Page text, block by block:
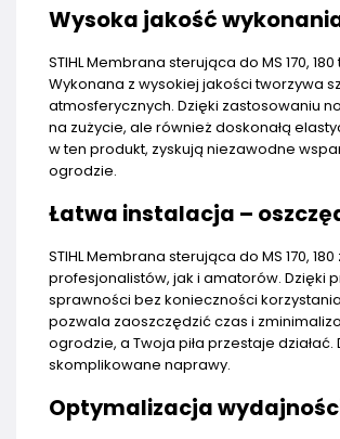
Wysoka jakość
STIHL Membrana sterująca do MS 170,
Wykonana z wysokiej jakości tworzywa
atmosferycznych. Dzięki zastosowaniu
na zużycie, ale również doskonałą
w ten produkt, zyskują niezawodne
ogrodzie.
Łatwa instalacja –
STIHL Membrana sterująca do MS 170,
profesjonalistów, jak i amatorów. Dzięki
sprawności bez konieczności
pozwala zaoszczędzić czas i
ogrodzie, a Twoja piła przestaje
skomplikowane naprawy.
Optymalizacja